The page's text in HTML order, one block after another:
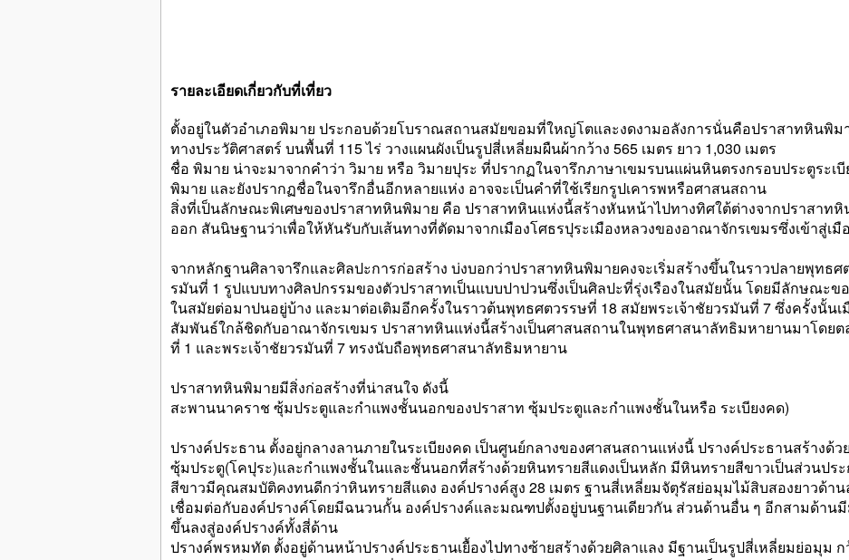
รายละเอียดเกี่ยวกับที่เที่ยว
ตั้งอยู่ในตัวอำเภอพิมาย ประกอบด้วยโบราณสถานสมัยขอมที่ใหญ่โตและงดงามอลังการนั่นคือปราสาทหินพิ
ทางประวัติศาสตร์ บนพื้นที่ 115 ไร่ วางแผนผังเป็นรูปสี่เหลี่ยมผืนผ้ากว้าง 565 เมตร ยาว 1,030 เมตร
ชื่อ พิมาย น่าจะมาจากคำว่า วิมาย หรือ วิมายปุระ ที่ปรากฏในจารึกภาษาเขมรบนแผ่นหินตรงกรอบประตูร
พิมาย และยังปรากฏชื่อในจารึกอื่นอีกหลายแห่ง อาจจะเป็นคำที่ใช้เรียกรูปเคารพหรือศาสนสถาน
สิ่งที่เป็นลักษณะพิเศษของปราสาทหินพิมาย คือ ปราสาทหินแห่งนี้สร้างหันหน้าไปทางทิศใต้ต่างจากปราสาท
ออก สันนิษฐานว่าเพื่อให้หันรับกับเส้นทางที่ตัดมาจากเมืองโศธรปุระเมืองหลวงของอาณาจักรเขมรซึ่งเข้าสู่เ
จากหลักฐานศิลาจารึกและศิลปะการก่อสร้าง บ่งบอกว่าปราสาทหินพิมายคงจะเริ่มสร้างขึ้นในราวปลายพุทธศ
รมันที่ 1 รูปแบบทางศิลปกรรมของตัวปราสาทเป็นแบบปาปวนซึ่งเป็นศิลปะที่รุ่งเรืองในสมัยนั้น โดยมีลักษณะ
ในสมัยต่อมาปนอยู่บ้าง และมาต่อเติมอีกครั้งในราวต้นพุทธศตวรรษที่ 18 สมัยพระเจ้าชัยวรมันที่ 7 ซึ่งครั้งนั้นเ
สัมพันธ์ใกล้ชิดกับอาณาจักรเขมร ปราสาทหินแห่งนี้สร้างเป็นศาสนสถานในพุทธศาสนาลัทธิมหายานมาโดยต
ที่ 1 และพระเจ้าชัยวรมันที่ 7 ทรงนับถือพุทธศาสนาลัทธิมหายาน
ปราสาทหินพิมายมีสิ่งก่อสร้างที่น่าสนใจ ดังนี้
สะพานนาคราช ซุ้มประตูและกำแพงชั้นนอกของปราสาท ซุ้มประตูและกำแพงชั้นในหรือ ระเบียงคด)
ปรางค์ประธาน ตั้งอยู่กลางลานภายในระเบียงคด เป็นศูนย์กลางของศาสนสถานแห่งนี้ ปรางค์ประธานสร้างด้
ซุ้มประตู(โคปุระ)และกำแพงชั้นในและชั้นนอกที่สร้างด้วยหินทรายสีแดงเป็นหลัก มีหินทรายสีขาวเป็นส่วนปร
สีขาวมีคุณสมบัติคงทนดีกว่าหินทรายสีแดง องค์ปรางค์สูง 28 เมตร ฐานสี่เหลี่ยมจัตุรัสย่อมุมไม้สิบสองยาวด้
เชื่อมต่อกับองค์ปรางค์โดยมีฉนวนกั้น องค์ปรางค์และมณฑปตั้งอยู่บนฐานเดียวกัน ส่วนด้านอื่น ๆ อีกสามด้าน
ขึ้นลงสู่องค์ปรางค์ทั้งสี่ด้าน
ปรางค์พรหมทัต ตั้งอยู่ด้านหน้าปรางค์ประธานเยื้องไปทางซ้ายสร้างด้วยศิลาแลง มีฐานเป็นรูปสี่เหลี่ยมย่อมุม ก